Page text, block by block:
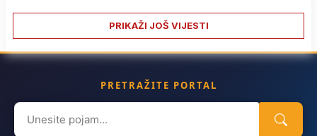
PRIKAŽI JOŠ VIJESTI
PRETRAŽITE PORTAL
Search
for: